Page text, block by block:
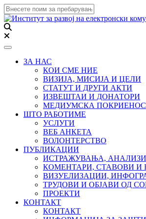
Toggle navigation
ЗА НАС
КОИ СМЕ НИЕ
ВИЗИЈА, МИСИЈА И ЦЕЛИ
СТАТУТ И ДРУГИ АКТИ
ИЗВЕШТАИ И ДОНАТОРИ
МЕДИУМСКА
ШТО РАБОТИМЕ
УСЛУГИ
ВЕБ АНКЕТА
ВОЛОНТЕРСТВО
ПУБЛИКАЦИИ
ИСТРАЖУВАЊА,
КОМЕНТАРИ, СТАВОВИ И
ВИЗУЕЛИЗАЦИИ,
ТРУДОВИ И ОБЈАВИ ОД
ПРОЕКТИ
КОНТАКТ
КОНТАКТ